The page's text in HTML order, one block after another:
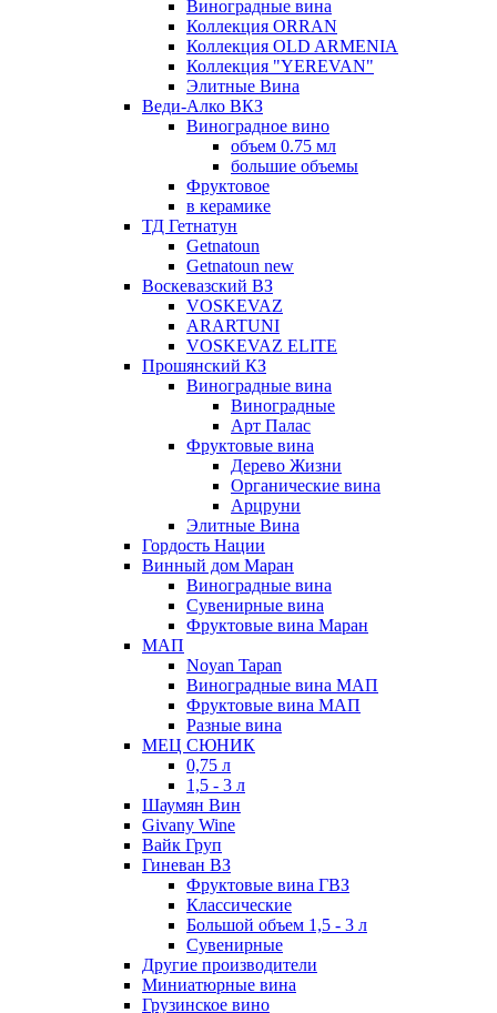
Виноградные вина
Коллекция ORRAN
Коллекция OLD ARMENIA
Коллекция "YEREVAN"
Элитные Вина
Веди-Алко ВКЗ
Виноградное вино
объем 0.75 мл
большие объемы
Фруктовое
в керамике
ТД Гетнатун
Getnatoun
Getnatoun new
Воскевазский ВЗ
VOSKEVAZ
ARARTUNI
VOSKEVAZ ELITE
Прошянский КЗ
Виноградные вина
Виноградные
Арт Палас
Фруктовые вина
Дерево Жизни
Органические вина
Арцруни
Элитные Вина
Гордость Нации
Винный дом Маран
Виноградные вина
Сувенирные вина
Фруктовые вина Маран
МАП
Noyan Tapan
Виноградные вина МАП
Фруктовые вина МАП
Разные вина
МЕЦ СЮНИК
0,75 л
1,5 - 3 л
Шаумян Вин
Givany Wine
Вайк Груп
Гиневан ВЗ
Фруктовые вина ГВЗ
Классические
Большой объем 1,5 - 3 л
Сувенирные
Другие производители
Миниатюрные вина
Грузинское вино